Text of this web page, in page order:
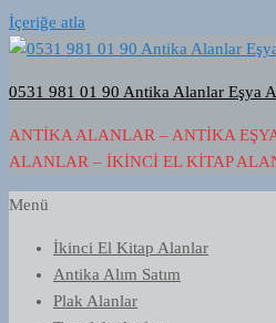
İçeriğe atla
0531 981 01 90 Antika Alanlar Eşya
ANTIKA ALANLAR – ANTIKA
ALANLAR – İKINCI EL KITAP
Menü
İkinci El Kitap Alanlar
Antika Alım Satım
Plak Alanlar